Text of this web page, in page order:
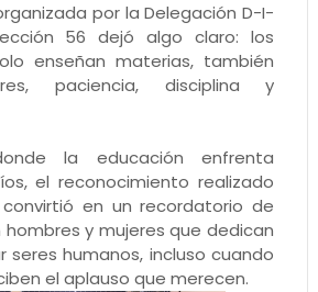
por la Delegación D-I-
56 dejó algo claro: los
enseñan materias, también
paciencia, disciplina y
la educación enfrenta
el reconocimiento realizado
en un recordatorio de
y mujeres que dedican
seres humanos, incluso cuando
el aplauso que merecen.